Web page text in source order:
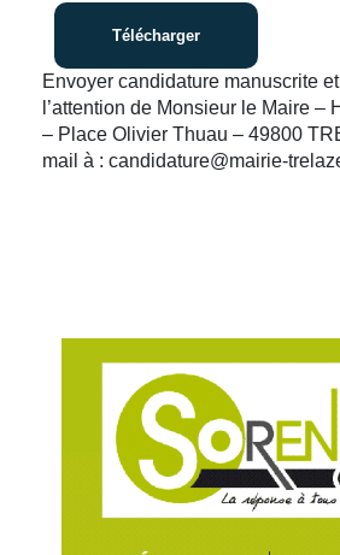
Télécharger
Envoyer candidature manuscrite
l’attention de Monsieur le Maire –
– Place Olivier Thuau – 49800
mail à : candidature@mairie-